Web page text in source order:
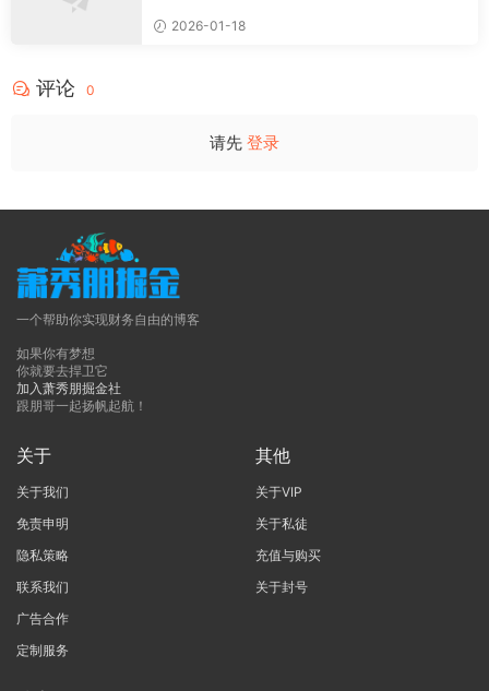
2026-01-18
评论 0
请先 登录
一个帮助你实现财务自由的博客
如果你有梦想
你就要去捍卫它
加入萧秀朋掘金社
跟朋哥一起扬帆起航！
关于
关于我们
免责申明
隐私策略
联系我们
广告合作
定制服务
其他
关于VIP
关于私徒
充值与购买
关于封号